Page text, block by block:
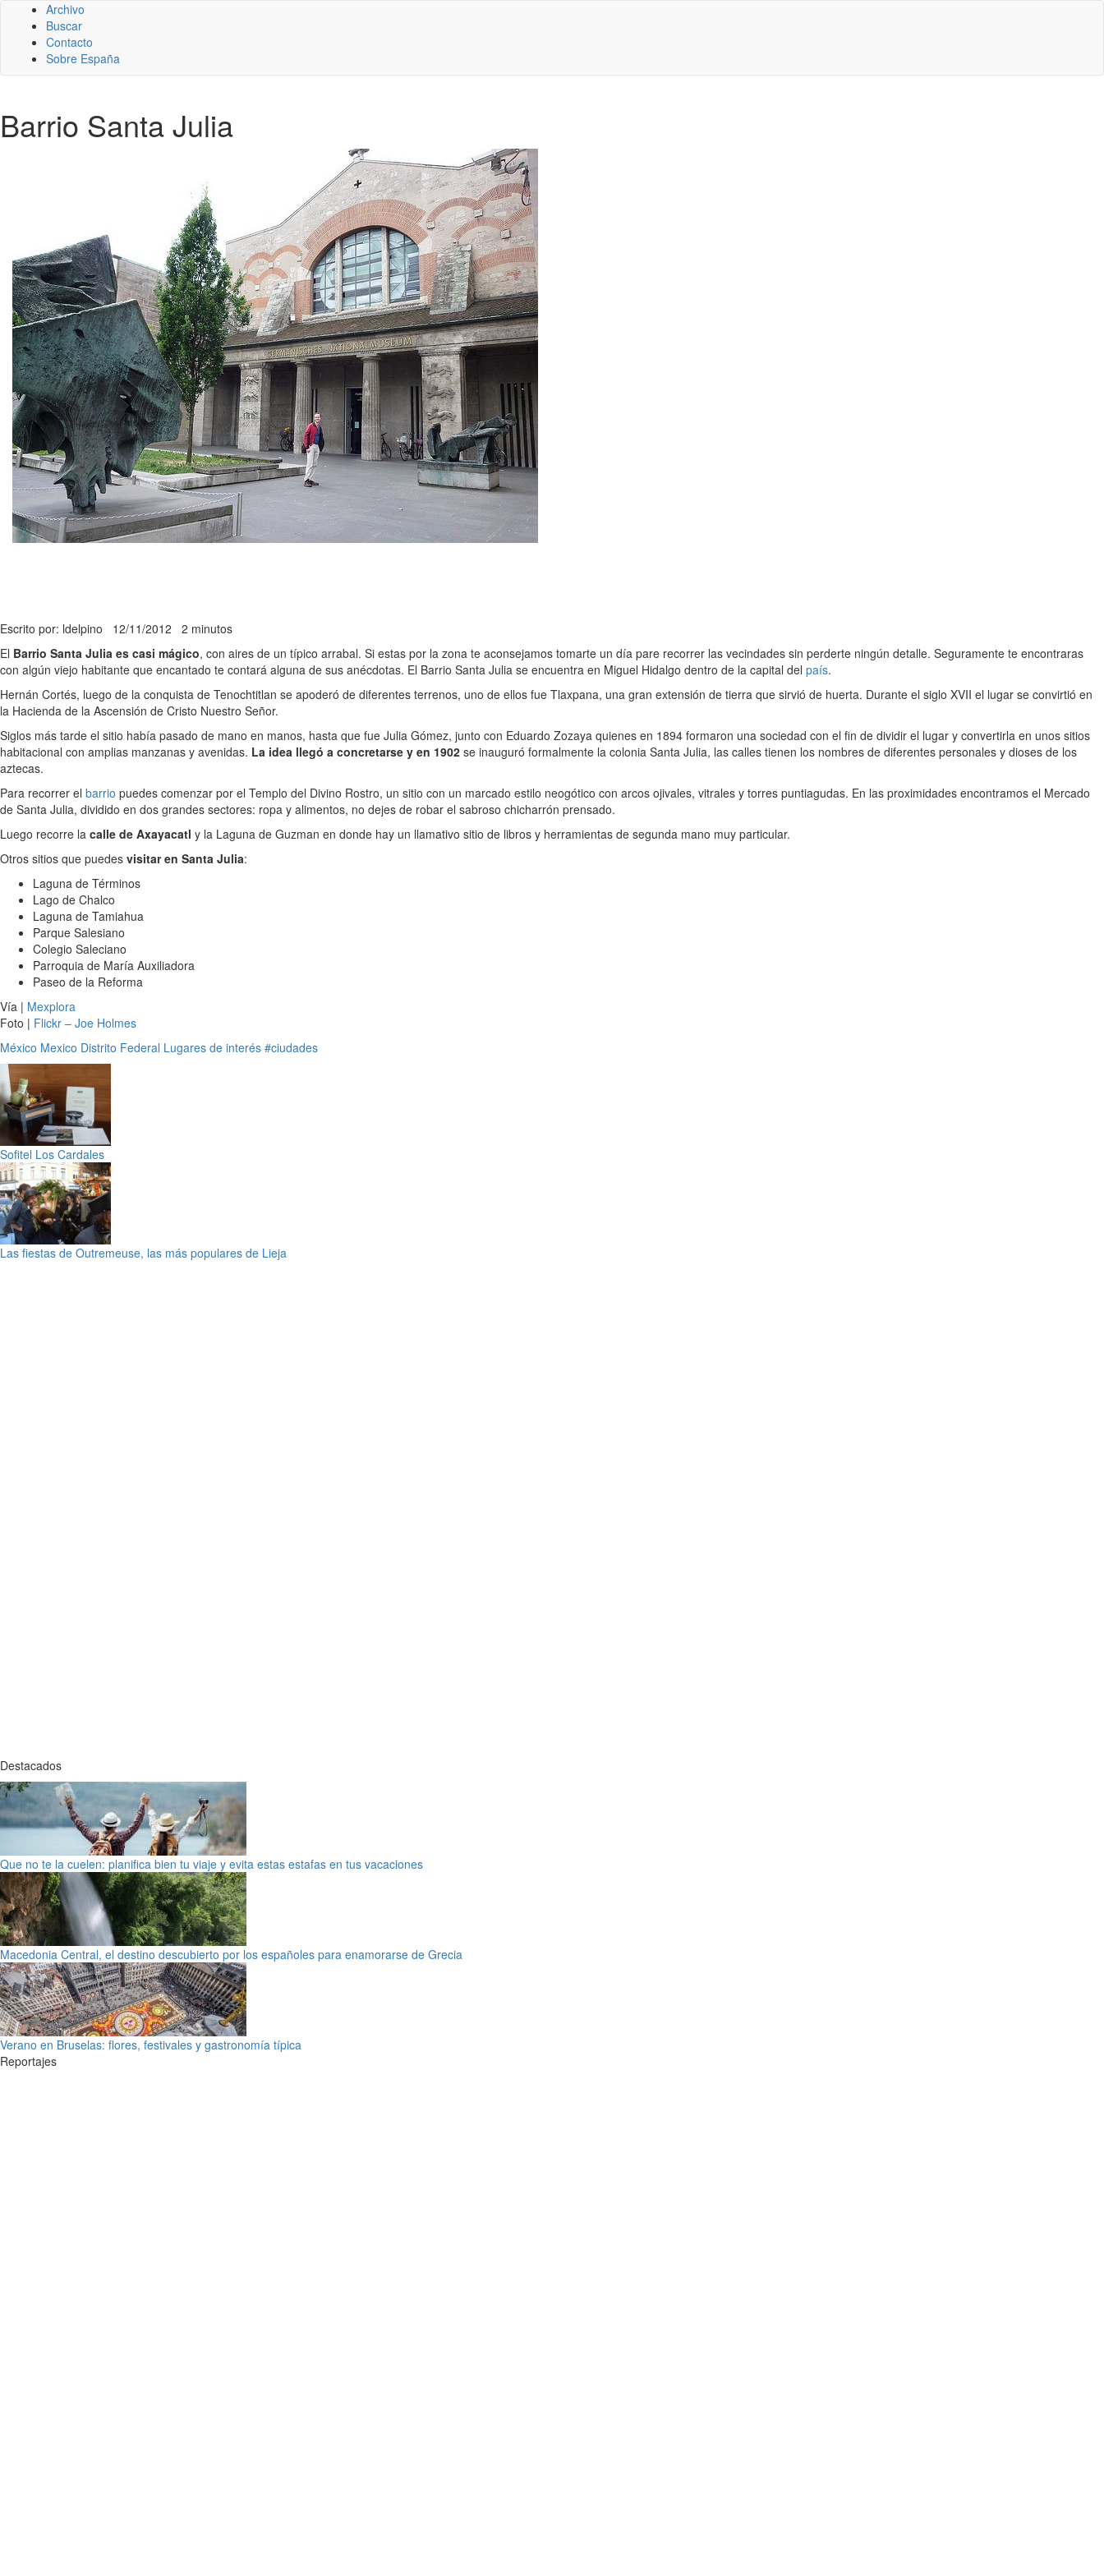
Archivo
Buscar
Contacto
Sobre España
Barrio Santa Julia
Escrito por: ldelpino 12/11/2012 2 minutos
El Barrio Santa Julia es casi mágico, con aires de un típico arrabal. Si estas por la zona te aconsejamos tomarte un día pare recorrer las vecindades sin perderte ningún detalle. Seguramente te encontraras
con algún viejo habitante que encantado te contará alguna de sus anécdotas. El Barrio Santa Julia se encuentra en Miguel Hidalgo dentro de la capital del país.
Hernán Cortés, luego de la conquista de Tenochtitlan se apoderó de diferentes terrenos, uno de ellos fue Tlaxpana, una gran extensión de tierra que sirvió de huerta. Durante el siglo XVII el lugar se convirtió en
la Hacienda de la Ascensión de Cristo Nuestro Señor.
Siglos más tarde el sitio había pasado de mano en manos, hasta que fue Julia Gómez, junto con Eduardo Zozaya quienes en 1894 formaron una sociedad con el fin de dividir el lugar y convertirla en unos sitios
habitacional con amplias manzanas y avenidas. La idea llegó a concretarse y en 1902 se inauguró formalmente la colonia Santa Julia, las calles tienen los nombres de diferentes personales y dioses de los
aztecas.
Para recorrer el barrio puedes comenzar por el Templo del Divino Rostro, un sitio con un marcado estilo neogótico con arcos ojivales, vitrales y torres puntiagudas. En las proximidades encontramos el Mercado
de Santa Julia, dividido en dos grandes sectores: ropa y alimentos, no dejes de robar el sabroso chicharrón prensado.
Luego recorre la calle de Axayacatl y la Laguna de Guzman en donde hay un llamativo sitio de libros y herramientas de segunda mano muy particular.
Otros sitios que puedes visitar en Santa Julia:
Laguna de Términos
Lago de Chalco
Laguna de Tamiahua
Parque Salesiano
Colegio Saleciano
Parroquia de María Auxiliadora
Paseo de la Reforma
Vía | Mexplora
Foto | Flickr – Joe Holmes
México Mexico Distrito Federal Lugares de interés #ciudades
Sofitel Los Cardales
Las fiestas de Outremeuse, las más populares de Lieja
Destacados
Que no te la cuelen: planifica bien tu viaje y evita estas estafas en tus vacaciones
Macedonia Central, el destino descubierto por los españoles para enamorarse de Grecia
Verano en Bruselas: flores, festivales y gastronomía típica
Reportajes